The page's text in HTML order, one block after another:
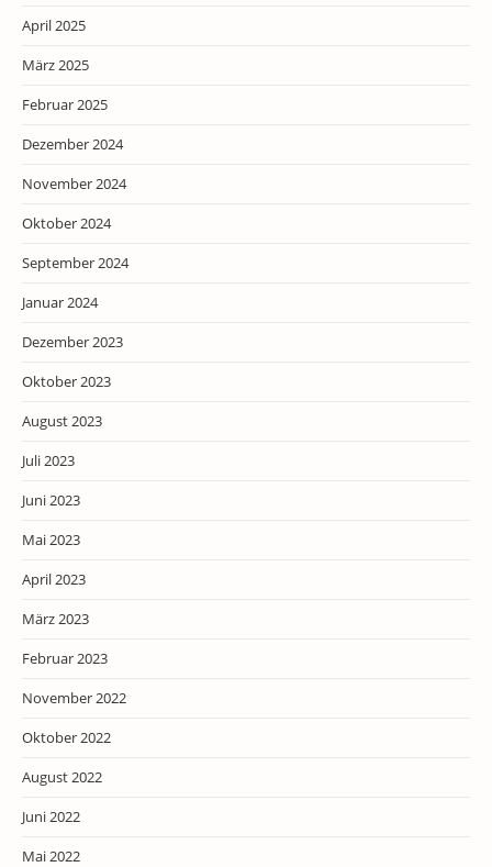
April 2025
März 2025
Februar 2025
Dezember 2024
November 2024
Oktober 2024
September 2024
Januar 2024
Dezember 2023
Oktober 2023
August 2023
Juli 2023
Juni 2023
Mai 2023
April 2023
März 2023
Februar 2023
November 2022
Oktober 2022
August 2022
Juni 2022
Mai 2022